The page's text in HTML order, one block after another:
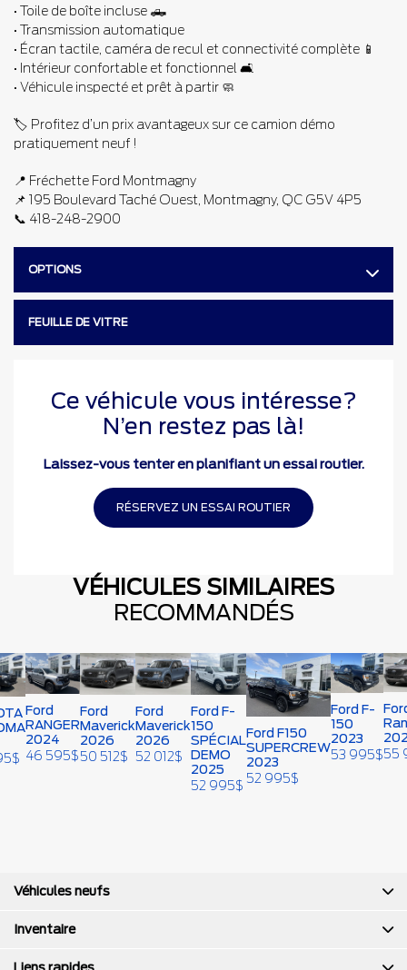
• Toile de boîte incluse 🛻
• Transmission automatique
• Écran tactile, caméra de recul et connectivité complète 📱
• Intérieur confortable et fonctionnel 🛋️
• Véhicule inspecté et prêt à partir 🧼
🏷️ Profitez d’un prix avantageux sur ce camion démo
pratiquement neuf !
📍 Fréchette Ford Montmagny
📌 195 Boulevard Taché Ouest, Montmagny, QC G5V 4P5
📞 418-248-2900
OPTIONS
FEUILLE DE VITRE
Ce véhicule vous intéresse?
N’en restez pas là!
Laissez-vous tenter en planifiant un essai routier.
RÉSERVEZ UN ESSAI ROUTIER
VÉHICULES SIMILAIRES
RECOMMANDÉS
$
Ford
RANGER
2024
46 595$
Ford
Maverick
2026
50 512$
Ford
Maverick
2026
52 012$
Ford F-
150
SPÉCIAL
DEMO
2025
52 995$
Ford F150
SUPERCREW
2023
52 995$
Ford F-
150
2023
53 995$55
Véhicules neufs
Inventaire
Liens rapides